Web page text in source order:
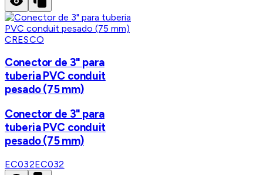
CRESCO
Conector de 3" para
tuberia PVC conduit
pesado (75 mm)
Conector de 3" para
tuberia PVC conduit
pesado (75 mm)
EC032EC032